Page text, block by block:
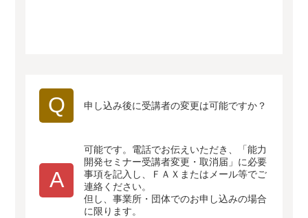
Q 申し込み後に受講者の変更は可能ですか？
A
可能です。電話でお伝えいただき、「能力
開発セミナー受講者変更・取消届」に必要
事項を記入し、ＦＡＸまたはメール等でご
連絡ください。
但し、事業所・団体でのお申し込みの場合
に限ります。